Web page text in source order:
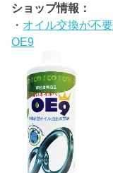
ショップ情報：
・ オイル交換が不
OE9